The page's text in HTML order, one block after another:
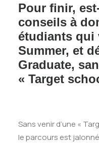
Pour finir,
conseils à
étudiants qui
Summer, et
Graduate,
« Target
Sans venir d’une «
le parcours est